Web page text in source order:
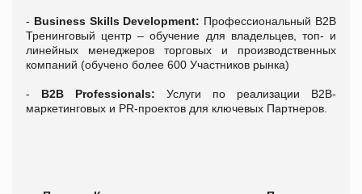
- Business Skills Development: Профессиональный В2В
Тренинговый центр – обучение для владельцев, топ- и
линейных менеджеров торговых и производственных
компаний (обучено более 600 Участников рынка)
- B2B Professionals: Услуги по реализации В2В-
маркетинговых и PR-проектов для ключевых Партнеров.